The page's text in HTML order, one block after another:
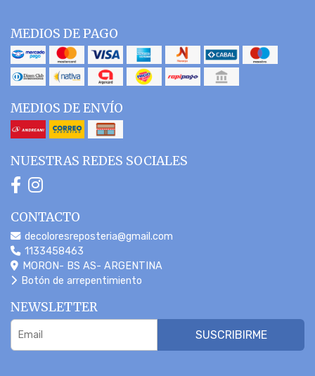
MEDIOS DE PAGO
MEDIOS DE ENVÍO
NUESTRAS REDES SOCIALES
CONTACTO
decoloresreposteria@gmail.com
1133458463
MORON- BS AS- ARGENTINA
Botón de arrepentimiento
NEWSLETTER
SUSCRIBIRME